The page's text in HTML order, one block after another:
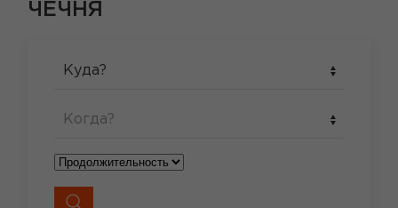
ЧЕЧНЯ
Куда?
Когда?